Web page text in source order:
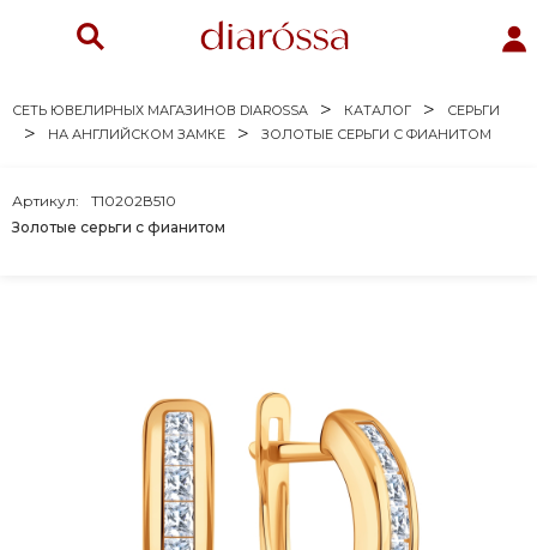
СЕТЬ ЮВЕЛИРНЫХ МАГАЗИНОВ DIAROSSA КАТАЛОГ
СЕРЬГИ
НА АНГЛИЙСКОМ ЗАМКЕ
ЗОЛОТЫЕ СЕРЬГИ С ФИАНИТОМ
Золотые серьги с фианитом
Артикул: Т10202В510